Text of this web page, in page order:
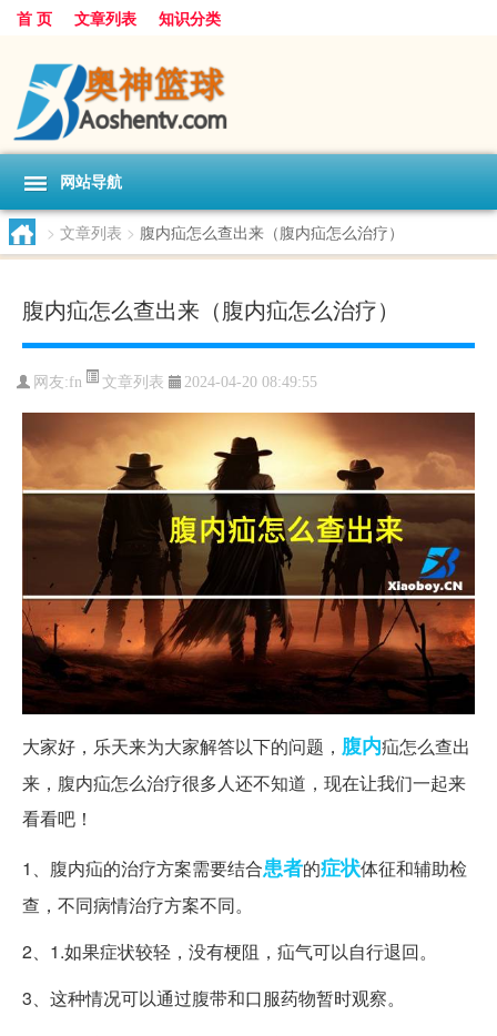
首 页 文章列表 知识分类
网站导航
> 文章列表 > 腹内疝怎么查出来（腹内疝怎么治疗）
腹内疝怎么查出来（腹内疝怎么治疗）
网友:fn 文章列表 2024-04-20 08:49:55
大家好，乐天来为大家解答以下的问题， 腹内疝怎么查出
来，腹内疝怎么治疗很多人还不知道，现在让我们一起来
看看吧！
1、腹内疝的治疗方案需要结合患者的症状体征和辅助检
查，不同病情治疗方案不同。
2、1.如果症状较轻，没有梗阻，疝气可以自行退回。
3、这种情况可以通过腹带和口服药物暂时观察。